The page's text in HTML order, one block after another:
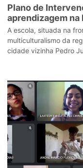
Plano de
aprendizagem na
A escola, situada na
multiculturalismo da
cidade vizinha Pedro